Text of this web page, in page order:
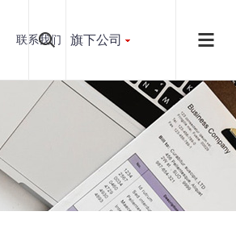
联系我们 旗下公司